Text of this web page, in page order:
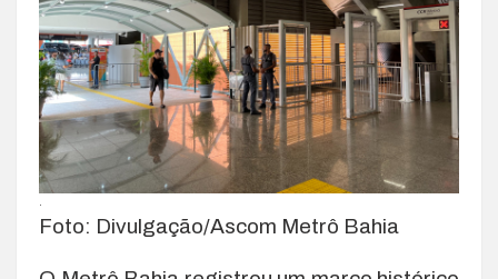
.
Foto: Divulgação/Ascom Metrô Bahia